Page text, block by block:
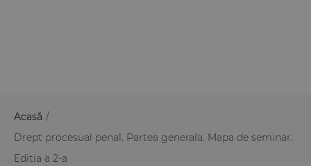
Acasă /
Drept procesual penal. Partea generala. Mapa de seminar.
Editia a 2-a